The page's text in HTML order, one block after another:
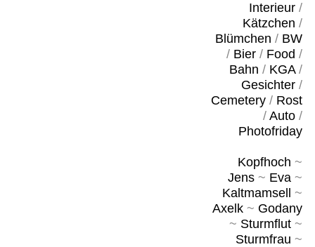
Interieur/
Kätzchen /
Blümchen / BW
/ Bier/ Food /
Bahn / KGA/
Gesichter/
Cemetery/ Rost
/ Auto/
Photofriday
Kopfhoch ~
Jens~ Eva~
Kaltmamsell
~
Axelk~ Godany
~ Sturmflut~
Sturmfrau ~